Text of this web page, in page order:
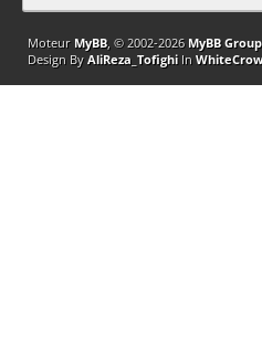
Moteur MyBB, © 2002-2026 MyBB Group
Design By AliReza_TofighiIn